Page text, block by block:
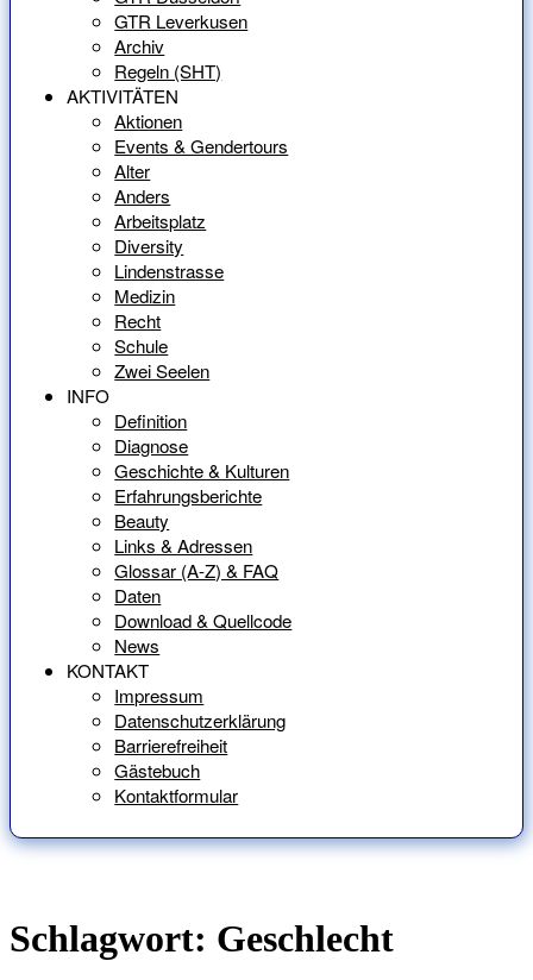
GTR Leverkusen
Archiv
Regeln (SHT)
AKTIVITÄTEN
Aktionen
Events & Gendertours
Alter
Anders
Arbeitsplatz
Diversity
Lindenstrasse
Medizin
Recht
Schule
Zwei Seelen
INFO
Definition
Diagnose
Geschichte & Kulturen
Erfahrungsberichte
Beauty
Links & Adressen
Glossar (A-Z) & FAQ
Daten
Download & Quellcode
News
KONTAKT
Impressum
Datenschutzerklärung
Barrierefreiheit
Gästebuch
Kontaktformular
Schlagwort: Geschlecht